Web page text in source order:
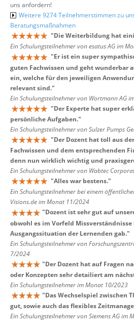
uns anfordern!
Weitere 9274 Teilnehmerstimmen zu
Beratungsmaßnahmen
"Die Weiterbildung hat
Ein Schulungsteilnehmer von esatus AG im
"Er ist ein super
guten Fachwissen und geht wunderbar
ein, welche für den jeweiligen
relevant sind."
Ein Schulungsteilnehmer von Wortmann AG
"Der Experte hat super
persönliche Aufgaben."
Ein Schulungsteilnehmer von Sulzer Pumps
"Der Dozent hat toll aus
Fachwissen und dem entsprechenden
denn nun wirklich wichtig und
Ein Schulungsteilnehmer von Wabtec
"Alles war bestens."
Ein Schulungsteilnehmer bei einem
Visions.de im Monat 11/2024
"Dozent ist sehr gut auf
obwohl es im Vorfeld
Ausgangssituation der Lernenden gab."
Ein Schulungsteilnehmer von
7/2024
"Der Dozent hat auf Fragen
oder Konzepten sehr detailiert am
Ein Schulungsteilnehmer im Monat 10/2023
"Das Wechselspiel zwischen
gut, sowie auch das flexibles
Ein Schulungsteilnehmer von Siemens AG im